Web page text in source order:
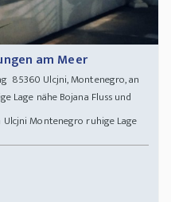
am Meer
85360 Ulcjni, Montenegro, an
Lage nähe Bojana Fluss und
Montenegro ruhige Lage